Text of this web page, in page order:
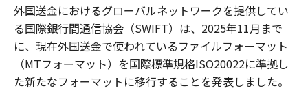
外国送金におけるグローバルネットワークを提供してい
る国際銀行間通信協会（SWIFT）は、2025年11月まで
に、現在外国送金で使われているファイルフォーマット
（MTフォーマット）を国際標準規格ISO20022に準拠し
た新たなフォーマットに移行することを発表しました。